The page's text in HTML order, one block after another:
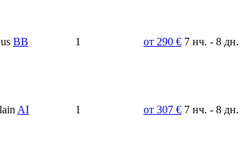
ВВ 1 от 290 € 7 нч. - 8 дн.
AI 1 от 307 € 7 нч. - 8 дн.